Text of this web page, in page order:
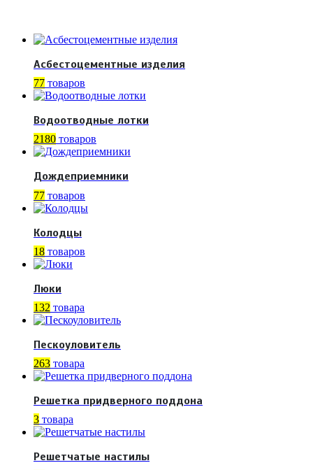
Асбестоцементные изделия
77 товаров
Водоотводные лотки
2180 товаров
Дождеприемники
77 товаров
Колодцы
18 товаров
Люки
132 товара
Пескоуловитель
263 товара
Решетка придверного поддона
3 товара
Решетчатые настилы